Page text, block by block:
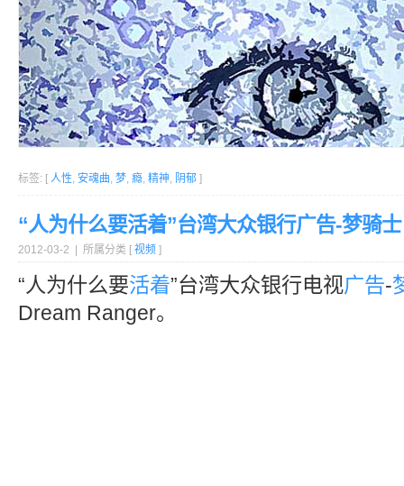
标签: [ 人性, 安魂曲, 梦, 瘾, 精神, 阴郁 ]
“人为什么要活着”台湾大众银行广告-梦骑士
2012-03-2 | 所属分类 [ 视频 ]
“人为什么要活着”台湾大众银行电视广告-
Dream Ranger。